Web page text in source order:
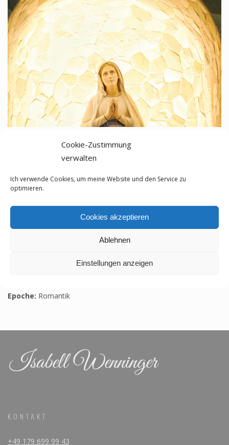
Cookie-Zustimmung
verwalten
Ich verwende Cookies, um meine Website und den Service zu
optimieren.
Cookies akzeptieren
Ablehnen
Einstellungen anzeigen
Saint-Saens, Camille
Romantik
Saint-Saens, Camille
Epoche: Romantik
KONTAKT
+49 179 699 99 43